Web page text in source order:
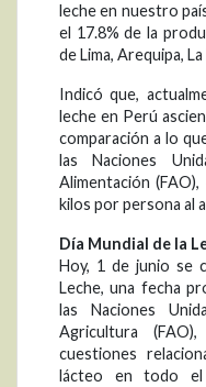
leche en nuestro
el 17.8% de la
de Lima, Arequipa,
Indicó que,
leche en Perú
comparación a lo
las Naciones
Alimentación
kilos por persona al
Día Mundial de la
Hoy, 1 de junio se
Leche, una fecha
las Naciones
Agricultura
cuestiones
lácteo en todo el